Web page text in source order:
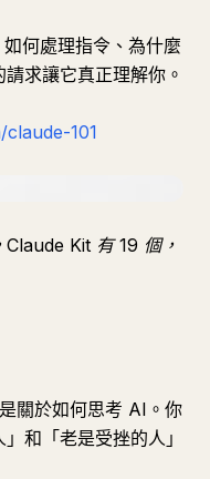
何處理指令、為什麼
求讓它真正理解你。
101
Kit 有 19 個，
關於如何思考 AI。你
和「老是受挫的人」